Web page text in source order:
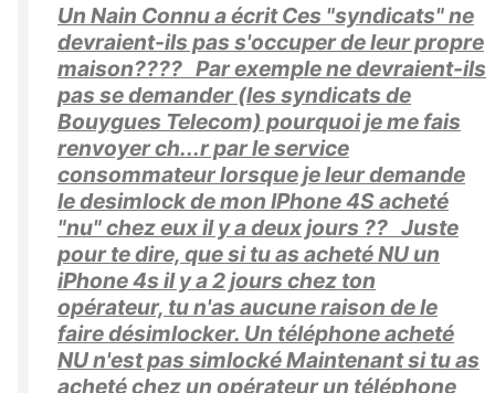
Un Nain Connu a écrit Ces "syndicats" ne
devraient-ils pas s'occuper de leur propre
maison???? Par exemple ne devraient-ils
pas se demander (les syndicats de
Bouygues Telecom) pourquoi je me fais
renvoyer ch...r par le service
consommateur lorsque je leur demande
le desimlock de mon IPhone 4S acheté
"nu" chez eux il y a deux jours ?? Juste
pour te dire, que si tu as acheté NU un
iPhone 4s il y a 2 jours chez ton
opérateur, tu n'as aucune raison de le
faire désimlocker. Un téléphone acheté
NU n'est pas simlocké Maintenant si tu as
acheté chez un opérateur un téléphone